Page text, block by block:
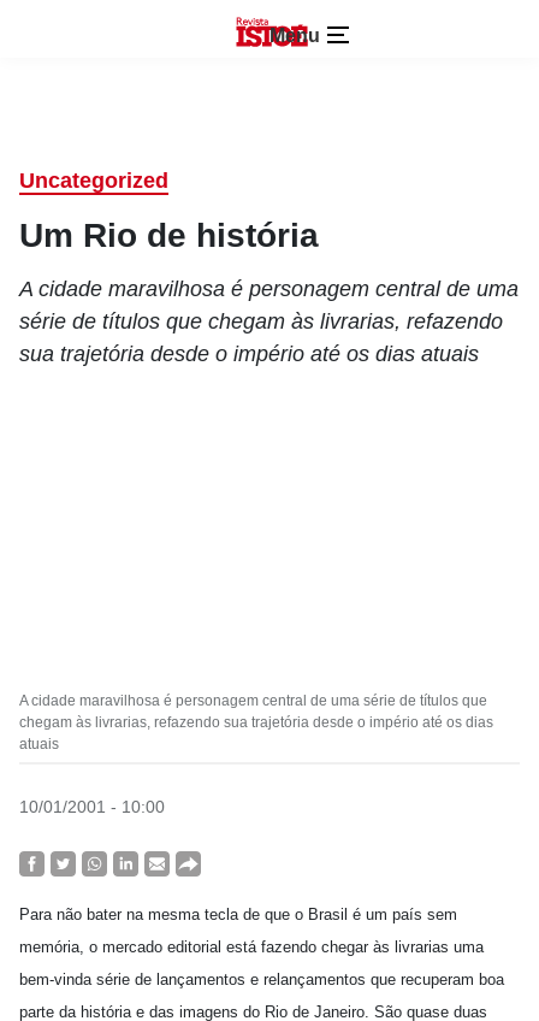
Menu
Uncategorized
Um Rio de história
A cidade maravilhosa é personagem central de uma
série de títulos que chegam às livrarias, refazendo
sua trajetória desde o império até os dias atuais
A cidade maravilhosa é personagem central de uma série de títulos que
chegam às livrarias, refazendo sua trajetória desde o império até os dias
atuais
10/01/2001 - 10:00
Para não bater na mesma tecla de que o Brasil é um país sem
memória, o mercado editorial está fazendo chegar às livrarias uma
bem-vinda série de lançamentos e relançamentos que recuperam boa
parte da história e das imagens do Rio de Janeiro. São quase duas